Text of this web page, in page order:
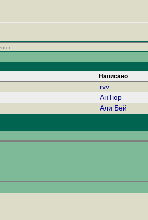
Написано
rvv
АнТюр
Али Бей